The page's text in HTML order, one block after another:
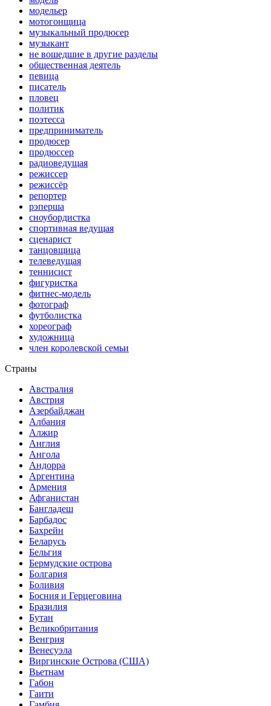
модельер
мотогонщица
музыкальный продюсер
музыкант
не вошедшие в другие разделы
общественная деятель
певица
писатель
пловец
политик
поэтесса
предприниматель
продюсер
продюссер
радиоведущая
режиссер
режиссёр
репортер
рэперша
сноубордистка
спортивная ведущая
сценарист
танцовщица
телеведущая
теннисист
фигуристка
фитнес-модель
фотограф
футболистка
хореограф
художница
член королевской семьи
Страны
Австралия
Австрия
Азербайджан
Албания
Алжир
Англия
Ангола
Андорра
Аргентина
Армения
Афганистан
Бангладеш
Барбадос
Бахрейн
Беларусь
Бельгия
Бермудские острова
Болгария
Боливия
Босния и Герцеговина
Бразилия
Бутан
Великобритания
Венгрия
Венесуэла
Виргинские Острова (США)
Вьетнам
Габон
Гаити